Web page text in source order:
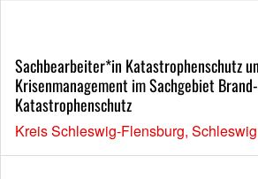
Sachbearbeiter*in Katastrophenschutz
Krisenmanagement im Sachgebiet
Katastrophenschutz
Kreis Schleswig-Flensburg, Schleswig